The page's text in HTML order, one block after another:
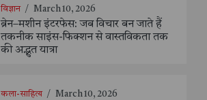
विज्ञान / March 10, 2026
ब्रेन–मशीन इंटरफेस: जब विचार बन जाते हैं
तकनीक साइंस-फिक्शन से वास्तविकता तक
की अद्भुत यात्रा
कला-साहित्य / March 10, 2026